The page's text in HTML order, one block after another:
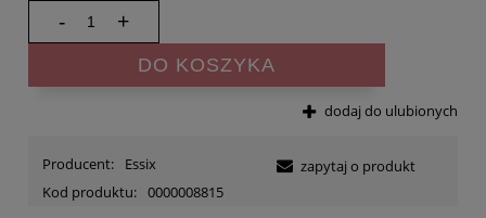
- +
DO KOSZYKA
dodaj do ulubionych
Producent:
Essix
Kod produktu: 0000008815
zapytaj o produkt